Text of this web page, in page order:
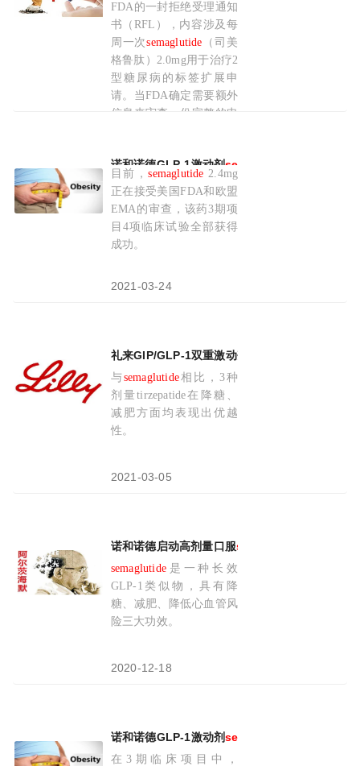
FDA的一封拒绝受理通知
书（RFL），内容涉及每
周一次semaglutide （司美
格鲁肽）2.0mg用于治疗2
型糖尿病的标签扩展申
请。当FDA确定需要额外
信息来审查一份完整的申
FDA要求提供更多的信
息，包括与拟议的新生产
基地相关的数据。虽然重
新提交时
诺和诺德GLP-1激动剂semaglutide
目前，semaglutide 2.4mg
正在接受美国FDA和欧盟
EMA的审查，该药3期项
目4项临床试验全部获得
成功。
2021-03-24
礼来GIP/GLP-1双重激动剂tirzepatide 3临床击
与semaglutide相比，3种
剂量tirzepatide在降糖、
减肥方面均表现出优越
性。
2021-03-05
诺和诺德启动高剂量口服semaglutide
semaglutide 是一种长效
GLP-1类似物，具有降
糖、减肥、降低心血管风
险三大功效。
2020-12-18
诺和诺德GLP-1激动剂semaglutide
在3期临床项目中，